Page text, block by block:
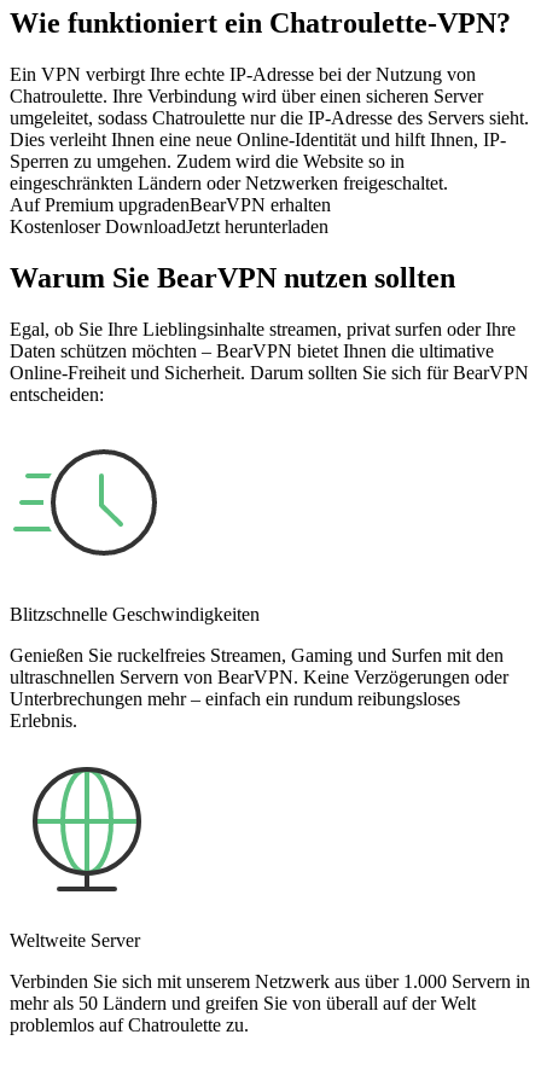
Wie funktioniert ein Chatroulette-VPN?
Ein VPN verbirgt Ihre echte IP-Adresse bei der Nutzung von
Chatroulette. Ihre Verbindung wird über einen sicheren Server
umgeleitet, sodass Chatroulette nur die IP-Adresse des Servers sieht.
Dies verleiht Ihnen eine neue Online-Identität und hilft Ihnen, IP-
Sperren zu umgehen. Zudem wird die Website so in
eingeschränkten Ländern oder Netzwerken freigeschaltet.
Auf Premium upgradenBearVPN erhalten
Kostenloser DownloadJetzt herunterladen
Warum Sie BearVPN nutzen sollten
Egal, ob Sie Ihre Lieblingsinhalte streamen, privat surfen oder Ihre
Daten schützen möchten – BearVPN bietet Ihnen die ultimative
Online-Freiheit und Sicherheit. Darum sollten Sie sich für BearVPN
entscheiden:
Blitzschnelle Geschwindigkeiten
Genießen Sie ruckelfreies Streamen, Gaming und Surfen mit den
ultraschnellen Servern von BearVPN. Keine Verzögerungen oder
Unterbrechungen mehr – einfach ein rundum reibungsloses
Erlebnis.
Weltweite Server
Verbinden Sie sich mit unserem Netzwerk aus über 1.000 Servern in
mehr als 50 Ländern und greifen Sie von überall auf der Welt
problemlos auf Chatroulette zu.